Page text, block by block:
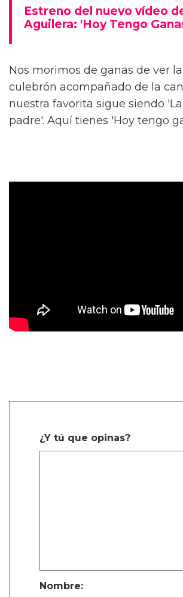
Estreno del nuevo vídeo
Aguilera: 'Hoy Tengo
Nos morimos de ganas de ver
culebrón acompañado de la
nuestra favorita sigue siendo
padre'. Aquí tienes 'Hoy tengo
¿Y tú que opinas?
Nombre: